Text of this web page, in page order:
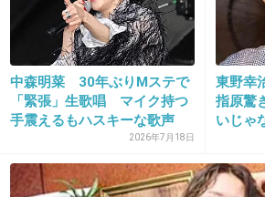
ムダ遣いしてるヲタに、目を
と言いたい。
+128
AKBトピいりません
中森明菜 30年ぶりMステで
「緊張」生歌唱 マイク持つ
手震えるもハスキーな歌声
2026年7月18日
東野幸
指原驚
いじゃ